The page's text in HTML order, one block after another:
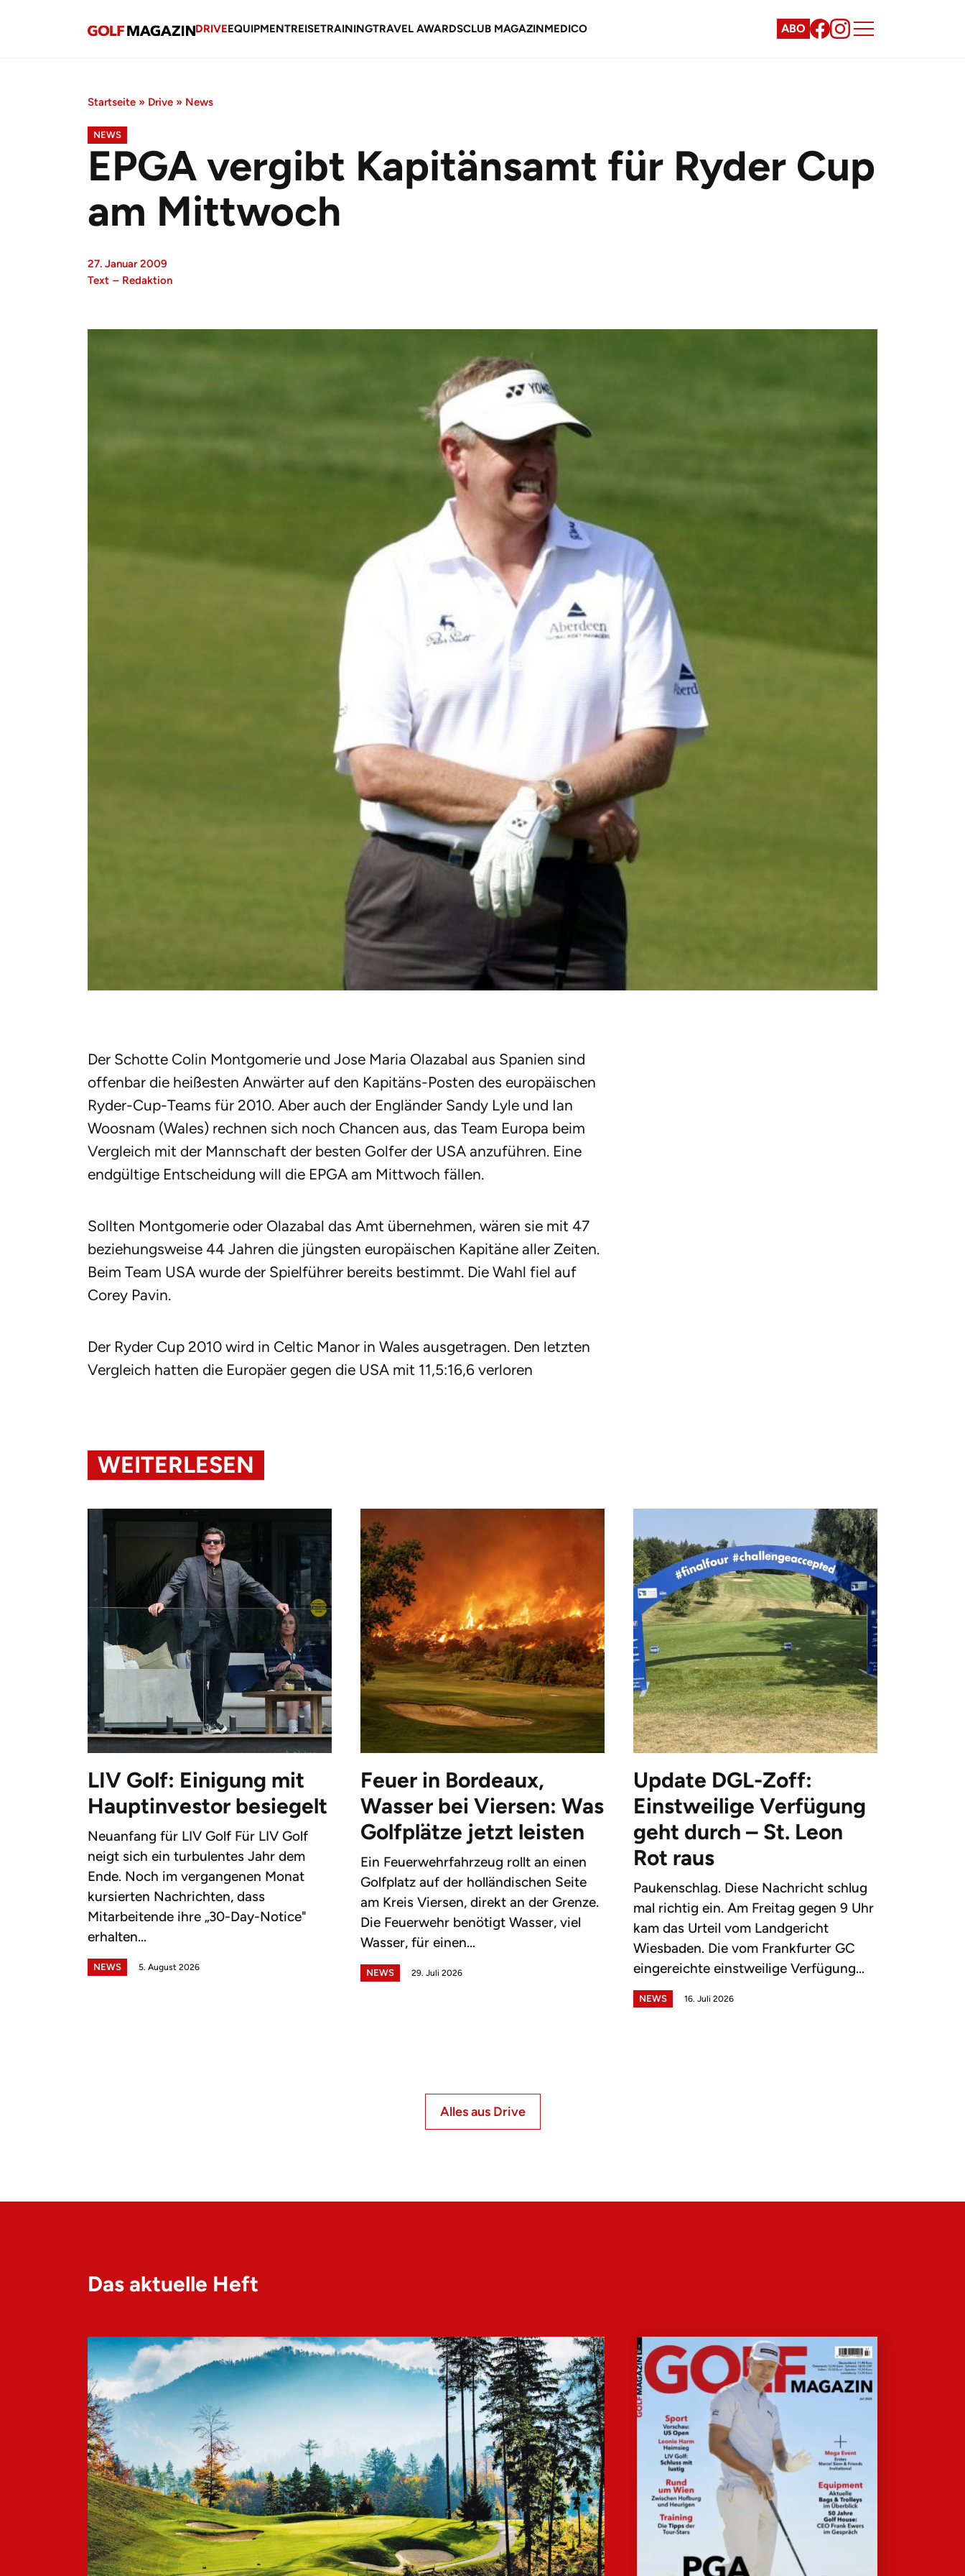
DRIVEEQUIPMENTREISETRAININGTRAVEL AWARDSCLUB MAGAZINMEDICO ABO
Startseite » Drive » News
NEWS
EPGA vergibt Kapitänsamt für Ryder Cup
am Mittwoch
27. Januar 2009
Text – Redaktion
Der Schotte Colin Montgomerie und Jose Maria Olazabal aus Spanien sind
offenbar die heißesten Anwärter auf den Kapitäns-Posten des europäischen
Ryder-Cup-Teams für 2010. Aber auch der Engländer Sandy Lyle und Ian
Woosnam (Wales) rechnen sich noch Chancen aus, das Team Europa beim
Vergleich mit der Mannschaft der besten Golfer der USA anzuführen. Eine
endgültige Entscheidung will die EPGA am Mittwoch fällen.
Sollten Montgomerie oder Olazabal das Amt übernehmen, wären sie mit 47
beziehungsweise 44 Jahren die jüngsten europäischen Kapitäne aller Zeiten.
Beim Team USA wurde der Spielführer bereits bestimmt. Die Wahl fiel auf
Corey Pavin.
Der Ryder Cup 2010 wird in Celtic Manor in Wales ausgetragen. Den letzten
Vergleich hatten die Europäer gegen die USA mit 11,5:16,6 verloren
WEITERLESEN
LIV Golf: Einigung mit
Hauptinvestor besiegelt
Neuanfang für LIV Golf Für LIV Golf
neigt sich ein turbulentes Jahr dem
Ende. Noch im vergangenen Monat
kursierten Nachrichten, dass
Mitarbeitende ihre „30-Day-Notice"
erhalten...
NEWS 5. August 2026
Feuer in Bordeaux,
Wasser bei Viersen: Was
Golfplätze jetzt leisten
Ein Feuerwehrfahrzeug rollt an einen
Golfplatz auf der holländischen Seite
am Kreis Viersen, direkt an der Grenze.
Die Feuerwehr benötigt Wasser, viel
Wasser, für einen...
NEWS 29. Juli 2026
Update DGL-Zoff:
Einstweilige Verfügung
geht durch – St. Leon
Rot raus
Paukenschlag. Diese Nachricht schlug
mal richtig ein. Am Freitag gegen 9 Uhr
kam das Urteil vom Landgericht
Wiesbaden. Die vom Frankfurter GC
eingereichte einstweilige Verfügung...
NEWS 16. Juli 2026
Alles aus Drive
Das aktuelle Heft